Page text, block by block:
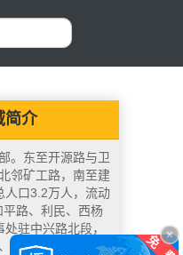
简介
。东至开源路与卫
邻矿工路，南至建
人口3.2万人，流动
路、利民、西杨
驻中兴路北段，
体育路、开源路、